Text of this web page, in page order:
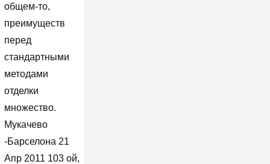
общем-то,
преимуществ
перед
стандартными
методами
отделки
множество.
Мукачево
-Барселона 21
Апр 2011 103 ой,